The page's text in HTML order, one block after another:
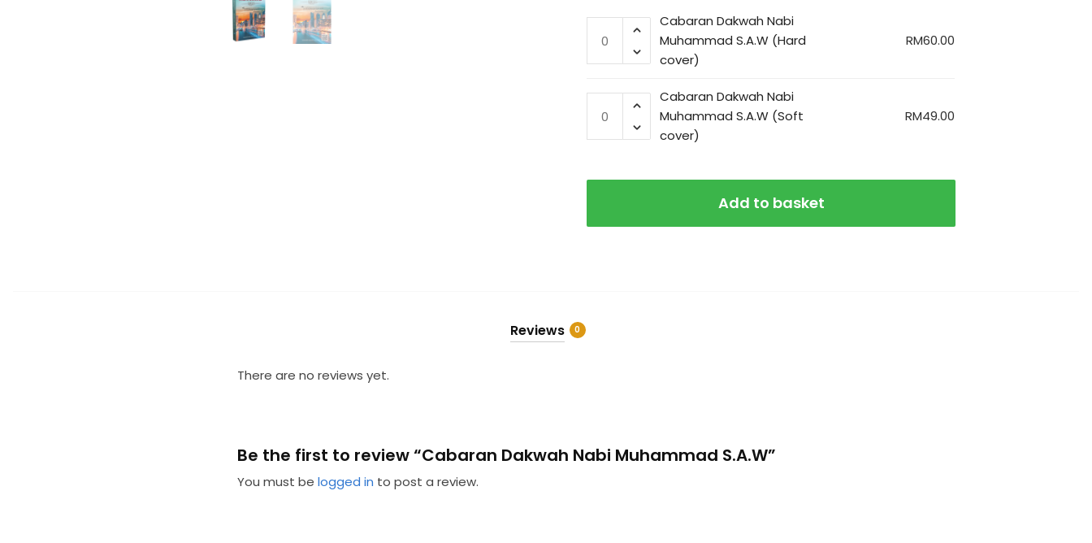
Cabaran
Dakwah
Nabi
(Hard
cover)
Cabaran Dakwah Nabi
Muhammad S.A.W (Hard
cover)
RM60.00
Cabaran
Dakwah
Nabi
S.A.W
Cabaran Dakwah Nabi
Muhammad S.A.W (Soft
cover)
RM49.00
Add to basket
Reviews 0
There are no reviews yet.
Be the first to review “Cabaran Dakwah Nabi Muhammad S.A.W”
You must belogged in to post a review.